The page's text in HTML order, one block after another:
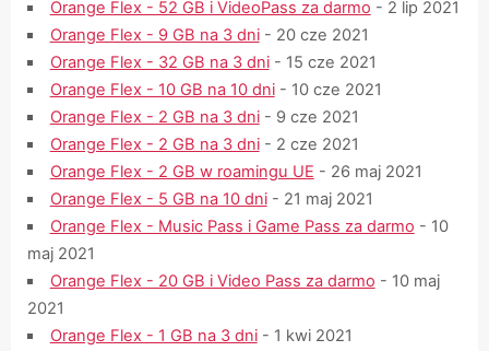
Orange Flex - 52 GB i VideoPass za darmo - 2 lip 2021
Orange Flex - 9 GB na 3 dni- 20 cze 2021
Orange Flex - 32 GB na 3 dni- 15 cze 2021
Orange Flex - 10 GB na 10 dni- 10 cze 2021
Orange Flex - 2 GB na 3 dni- 9 cze 2021
Orange Flex - 2 GB na 3 dni- 2 cze 2021
Orange Flex - 2 GB w roamingu UE - 26 maj 2021
Orange Flex - 5 GB na 10 dni- 21 maj 2021
Orange Flex - Music Pass i Game Pass za darmo - 10
maj 2021
Orange Flex - 20 GB i Video Pass za darmo - 10 maj
2021
Orange Flex - 1 GB na 3 dni- 1 kwi 2021